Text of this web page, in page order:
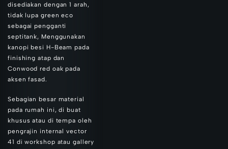
disediakan dengan 1 arah,
tidak lupa green eco
sebagai pengganti
septitank, Menggunakan
kanopi besi H-Beam pada
finishing atap dan
Conwood red oak pada
aksen fasad.
Sebagian besar material
pada rumah ini, di buat
khusus atau di tempa oleh
pengrajin internal vector
41 di workshop atau gallery